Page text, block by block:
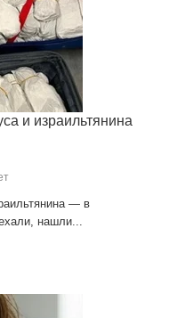
и израильтянина
— в
нашли...